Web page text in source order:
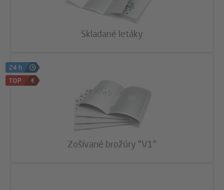
Skladané letáky
Zošívané brožúry "V1"